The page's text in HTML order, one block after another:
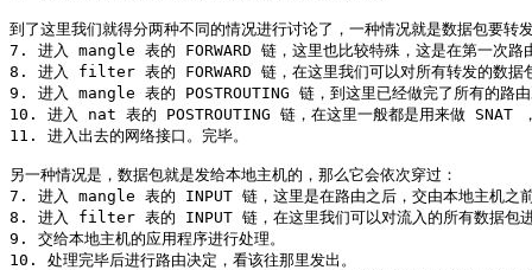
到了这里我们就得分两种不同的情况进行讨论了，一种情况就是数据包要转
7. 进入 mangle 表的 FORWARD 链，这里也比较特殊，这是在第一次路
8. 进入 filter 表的 FORWARD 链，在这里我们可以对所有转发的数据包
9. 进入 mangle 表的 POSTROUTING 链，到这里已经做完了所有的路由
10. 进入 nat 表的 POSTROUTING 链，在这里一般都是用来做 SNAT
11. 进入出去的网络接口。完毕。
另一种情况是，数据包就是发给本地主机的，那么它会依次穿过：
7. 进入 mangle 表的 INPUT 链，这里是在路由之后，交由本地主机之前
8. 进入 filter 表的 INPUT 链，在这里我们可以对流入的所有数据包进
9. 交给本地主机的应用程序进行处理。
10. 处理完毕后进行路由决定，看该往那里发出。